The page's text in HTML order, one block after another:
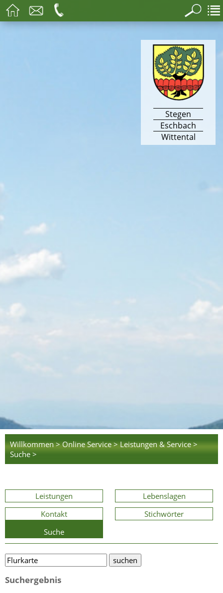
Stegen
Eschbach
Wittental
Willkommen > Online Service > Leistungen & Service >
Suche >
Leistungen
Lebenslagen
Kontakt
Stichwörter
Suche
Suchergebnis